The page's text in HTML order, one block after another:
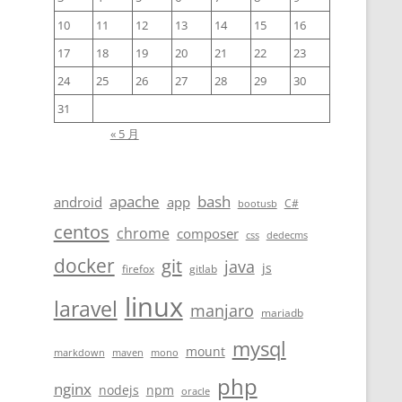
10
11 12 13 14 15
16
17
18 19 20 21 22
23
24
25 26 27 28 29
30
31
« 5 月
android apache app bash bootusb C#
centos chrome composer css dedecms
docker firefox git gitlab java js
laravel linux manjaro mariadb
markdown maven mono mount mysql
nginx nodejs npm oracle php